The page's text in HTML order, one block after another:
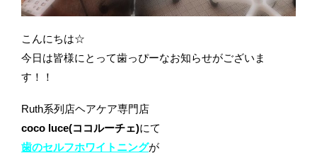
こんにちは☆
今日は皆様にとって歯っぴーなお知らせがございま
す！！
Ruth系列店ヘアケア専門店
coco luce(ココルーチェ)にて
歯のセルフホワイトニングが